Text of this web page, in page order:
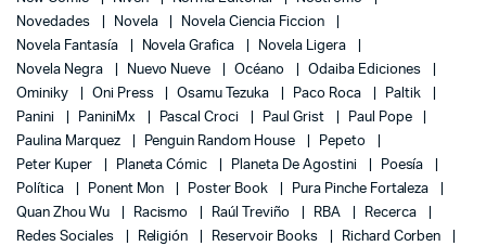
Novedades
Novela
Novela Ciencia Ficcion
Novela Fantasía
Novela Grafica
Novela Ligera
Novela Negra
Nuevo Nueve Océano
Odaiba Ediciones
Ominiky
Oni Press Osamu Tezuka Paco Roca
Paltik
Panini
PaniniMx Pascal Croci Paul Grist
Paul Pope
Paulina Marquez
Penguin Random House
Pepeto
Peter Kuper
Planeta Cómic Planeta De Agostini
Poesía
Política
Ponent Mon Poster Book
Pura Pinche Fortaleza
Quan Zhou Wu
Racismo Raúl Treviño RBA
Recerca
Redes Sociales
Religión Reservoir Books
Richard Corben